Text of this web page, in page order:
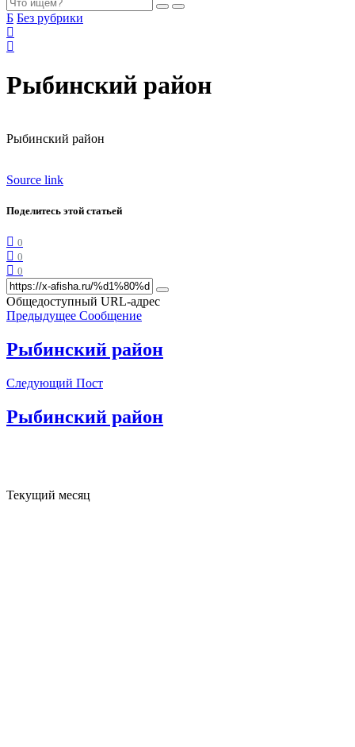
Б Без рубрики
Рыбинский район
Рыбинский район
Source link
Поделитесь этой статьей
0
0
0
Общедоступный URL-адрес
Предыдущее Сообщение
Рыбинский район
Следующий Пост
Рыбинский район
Текущий месяц